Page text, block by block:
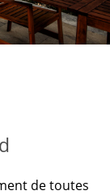
de toutes